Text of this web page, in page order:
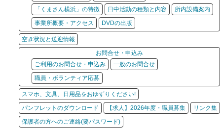
「くまさん横浜」の特徴
日中活動の種類と内容
所内設備案内
事業所概要・アクセス
DVDの出版
空き状況と送迎情報
お問合せ・申込み
ご利用のお問合せ・申込み
一般のお問合せ
職員・ボランティア応募
スマホ、文具、日用品をおゆずりください!
パンフレットのダウンロード
【求人】2026年度・職員募集
リンク集
保護者の方へのご連絡(要パスワード)